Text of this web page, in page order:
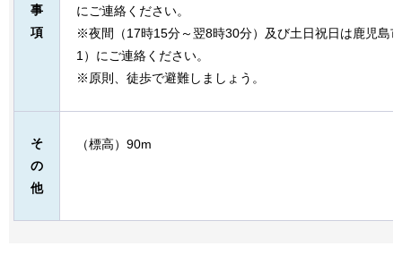
事
項
にご連絡ください。
※夜間（17時15分～翌8時30分）及び土日祝日は鹿児島
1）にご連絡ください。
※原則、徒歩で避難しましょう。
そ
の
他
（標高）90m